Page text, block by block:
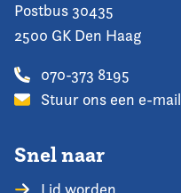
Postbus 30435
2500 GK Den Haag
070-373 8195
Stuur ons een e-mail
Snel naar